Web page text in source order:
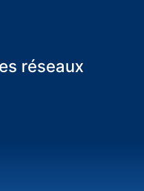
réseaux